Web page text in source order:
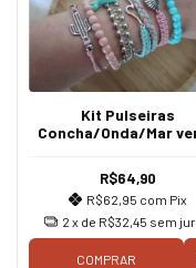
Kit Pulseiras
Concha/Onda/Mar
R$64,90
R$62,95 com Pix
2 x de R$32,45 sem
COMPRAR